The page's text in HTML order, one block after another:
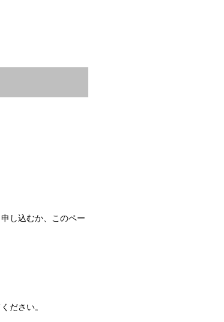
し込むか、このペー
ださい。